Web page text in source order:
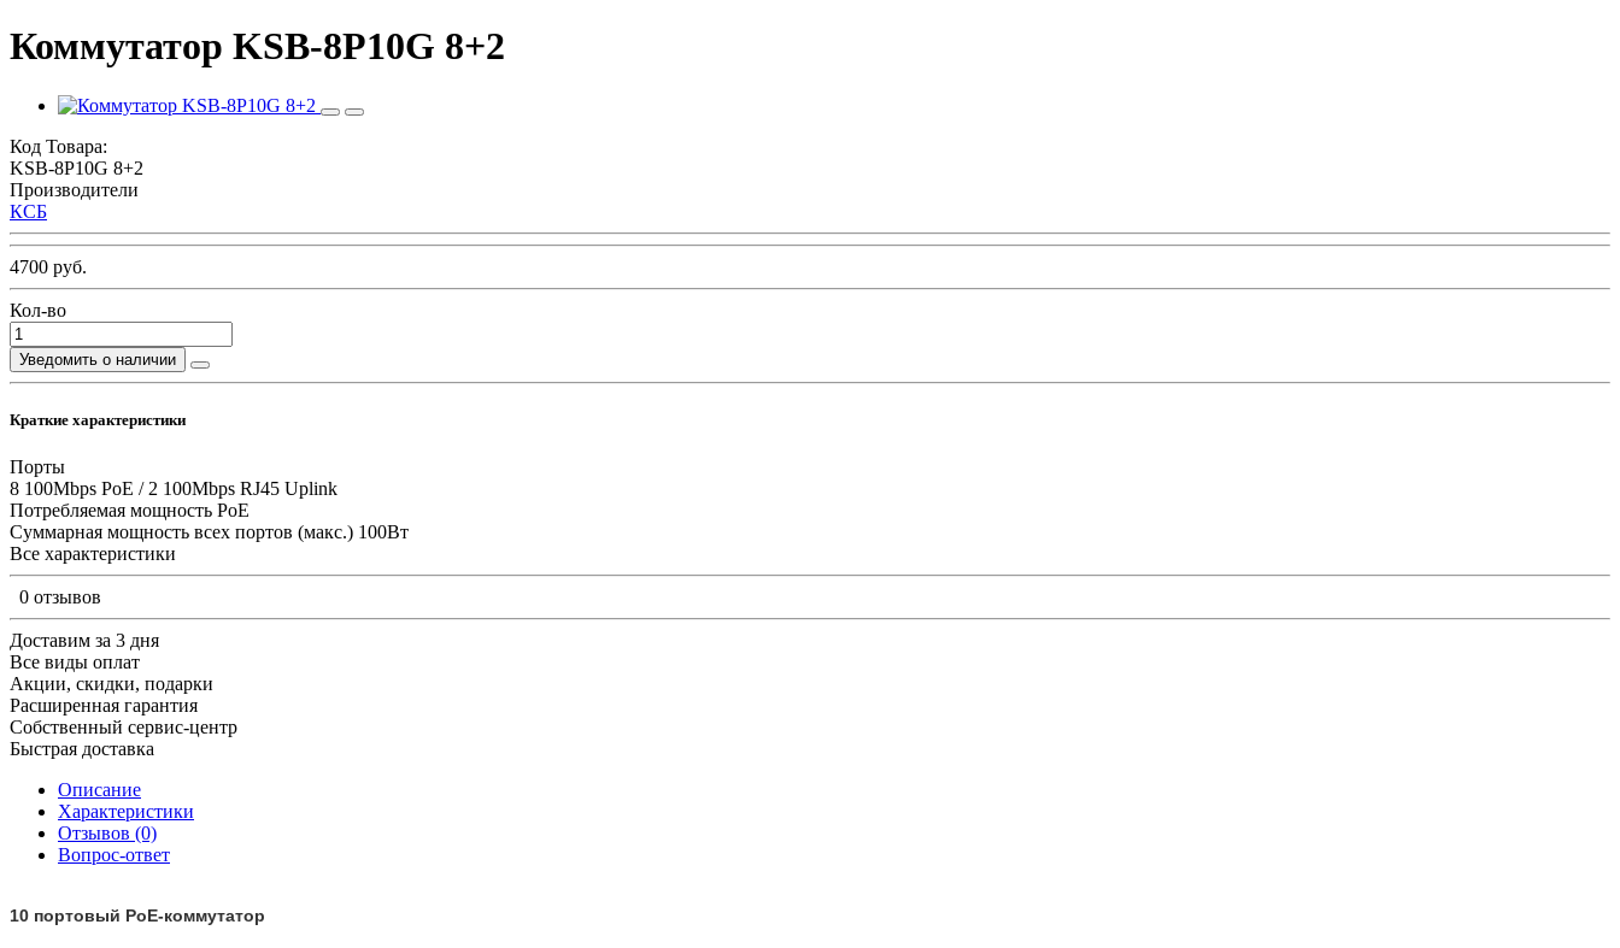
Коммутатор KSB-8P10G 8+2
Код Товара:
KSB-8P10G 8+2
Производители
КСБ
4700 руб.
Кол-во
Уведомить о наличии
Краткие характеристики
Порты
8 100Mbps PoE / 2 100Mbps RJ45 Uplink
Потребляемая мощность PoE
Суммарная мощность всех портов (макс.) 100Вт
Все характеристики
0 отзывов
Доставим за 3 дня
Все виды оплат
Акции, скидки, подарки
Расширенная гарантия
Собственный сервис-центр
Быстрая доставка
Описание
Характеристики
Отзывов (0)
Вопрос-ответ
10 портовый PoE-коммутатор